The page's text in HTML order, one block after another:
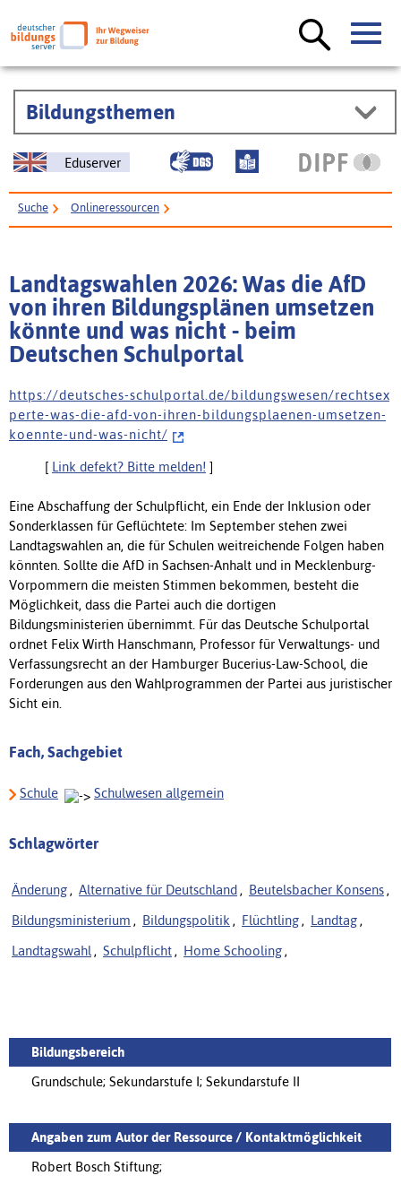
Bildungsthemen
Eduserver
Suche Onlineressourcen
Landtagswahlen 2026: Was die AfD
von ihren Bildungsplänen umsetzen
könnte und was nicht - beim
Deutschen Schulportal
h t t p s : / / d e u t s c h e s - s c h u l p o r t a l . d e / b i l d u n g s w e s e n / r e c h t s e x
p e r t e - w a s - d i e - a f d - v o n - i h r e n - b i l d u n g s p l a e n e n - u m s e t z e n -
k o e n n t e - u n d - w a s - n i c h t /
[ Link defekt? Bitte melden! ]
Eine Abschaffung der Schulpflicht, ein Ende der Inklusion oder
Sonderklassen für Geflüchtete: Im September stehen zwei
Landtagswahlen an, die für Schulen weitreichende Folgen haben
könnten. Sollte die AfD in Sachsen-Anhalt und in Mecklenburg-
Vorpommern die meisten Stimmen bekommen, besteht die
Möglichkeit, dass die Partei auch die dortigen
Bildungsministerien übernimmt. Für das Deutsche Schulportal
ordnet Felix Wirth Hanschmann, Professor für Verwaltungs- und
Verfassungsrecht an der Hamburger Bucerius-Law-School, die
Forderungen aus den Wahlprogrammen der Partei aus juristischer
Sicht ein.
Fach, Sachgebiet
Schule Schulwesen allgemein
Schlagwörter
Änderung , Alternative für Deutschland , Beutelsbacher Konsens ,
Bildungsministerium , Bildungspolitik , Flüchtling , Landtag ,
Landtagswahl , Schulpflicht , Home Schooling ,
Bildungsbereich
Grundschule; Sekundarstufe I; Sekundarstufe II
Angaben zum Autor der Ressource / Kontaktmöglichkeit
Robert Bosch Stiftung;